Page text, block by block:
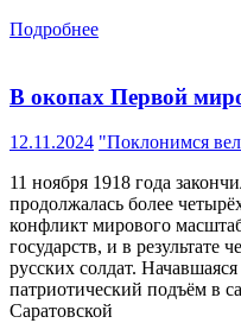
Подробнее
В окопах Первой
12.11.2024 "Поклонимся
11 ноября 1918 года
продолжалась более
конфликт мирового
государств, и в результате
русских солдат.
патриотический подъём в
Саратовской